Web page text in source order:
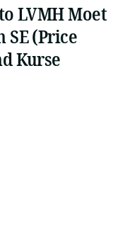
LVMH Moet
(Price
Kurse